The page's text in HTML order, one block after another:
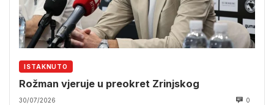
ISTAKNUTO
Rožman vjeruje u preokret Zrinjskog
30/07/2026 0